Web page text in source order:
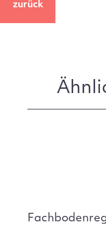
zurück